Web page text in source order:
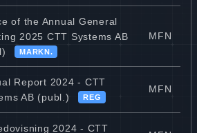
of the Annual General
2025 CTT Systems AB
MARKN.
MFN
Report 2024 - CTT
AB (publ.)
REG
MFN
2024 - CTT